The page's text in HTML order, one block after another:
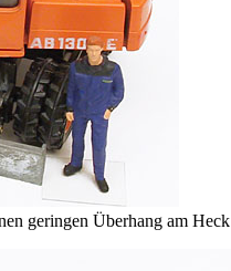
geringen Überhang am Heck